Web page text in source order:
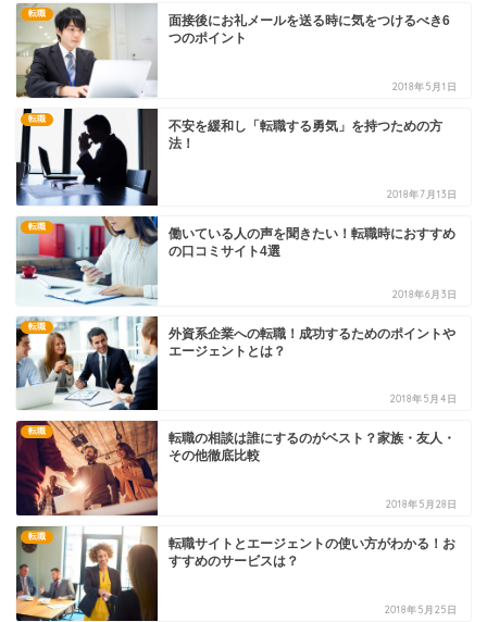
転職
面接後にお礼メールを送る時に気をつけるべき6
つのポイント
2018年5月1日
転職
不安を緩和し「転職する勇気」を持つための方
法！
2018年7月13日
転職
働いている人の声を聞きたい！転職時におすすめ
の口コミサイト4選
2018年6月3日
転職
外資系企業への転職！成功するためのポイントや
エージェントとは？
2018年5月4日
転職
転職の相談は誰にするのがベスト？家族・友人・
その他徹底比較
2018年5月28日
転職
転職サイトとエージェントの使い方がわかる！お
すすめのサービスは？
2018年5月25日